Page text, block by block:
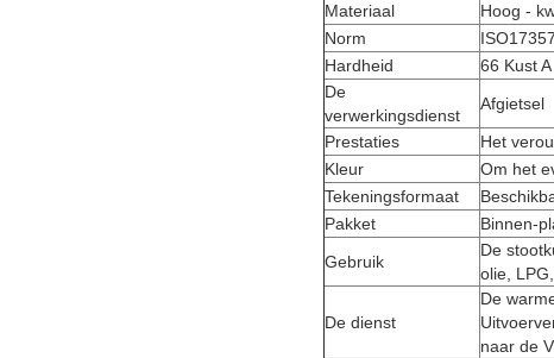
Materiaal
Hoog -
Norm
Hardheid
66 Kust A
De
verwerkingsdienst
Afgietsel
Prestaties
Het
Kleur
Om het
Tekeningsformaat
Pakket
Binnen-
Gebruik
De
olie,
De dienst
De
naar de